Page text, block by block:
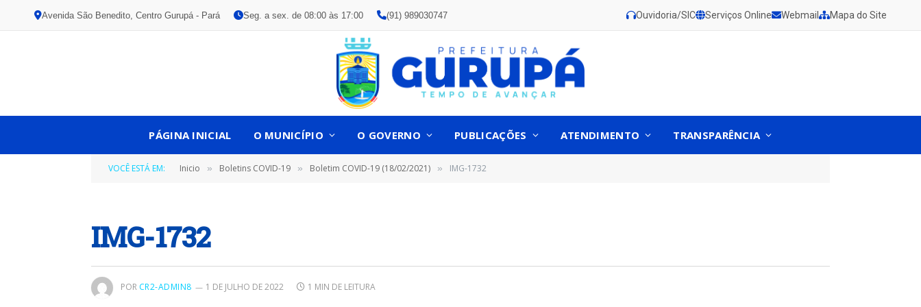
Avenida São Benedito, Centro Gurupá - Pará Seg. a sex. de 08:00 às 17:00 (91) 989030747 Ouvidoria/SIC Serviços Online Webmail Mapa do Site
PÁGINA INICIAL O MUNICÍPIO O GOVERNO PUBLICAÇÕES ATENDIMENTO TRANSPARÊNCIA
VOCÊ ESTÁ EM: Inicio » Boletins COVID-19 » Boletim COVID-19 (18/02/2021) » IMG-1732
IMG-1732
POR CR2-ADMIN8 1 DE JULHO DE 2022 1 MIN DE LEITURA